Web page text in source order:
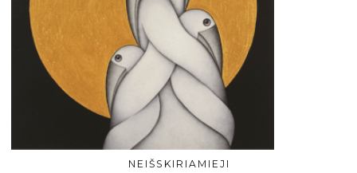
Į KREPŠELĮ
NEIŠSKIRIAMIEJI